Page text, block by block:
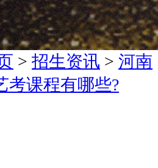
> 招生资讯 > 河南
考课程有哪些?